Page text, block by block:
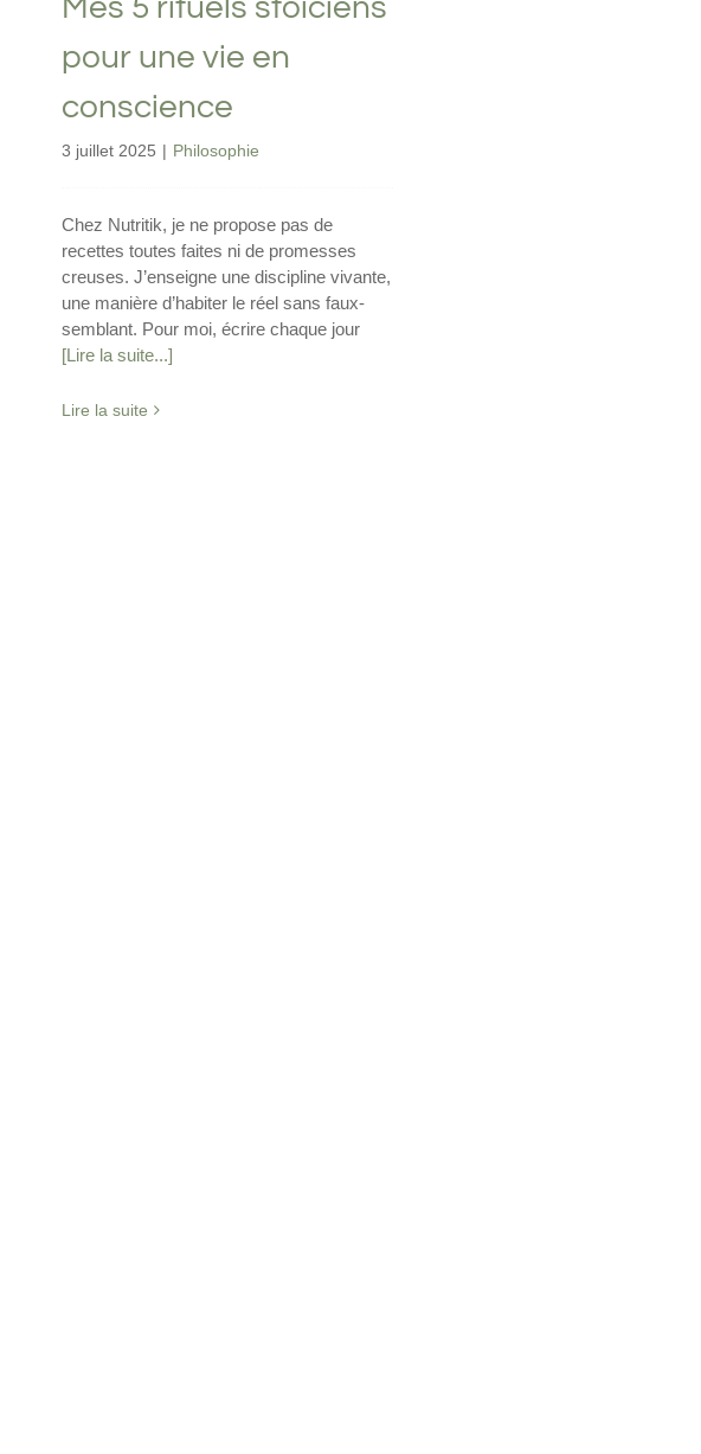
Mes 5 rituels stoiciens
pour une vie en
conscience
3 juillet 2025 | Philosophie
Chez Nutritik, je ne propose pas de
recettes toutes faites ni de promesses
creuses. J’enseigne une discipline vivante,
une manière d’habiter le réel sans faux-
semblant. Pour moi, écrire chaque jour
[Lire la suite...]
Lire la suite